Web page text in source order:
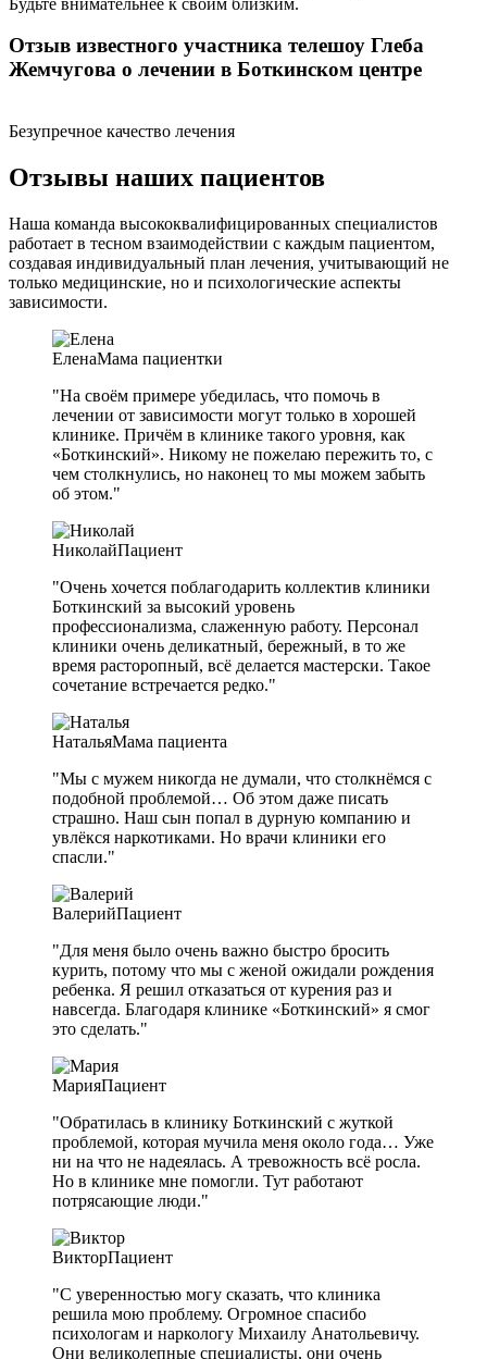
Отзыв известного участника телешоу Глеба
Жемчугова о лечении в Боткинском центре
Безупречное качество лечения
Отзывы наших пациентов
Наша команда высококвалифицированных специалистов
работает в тесном взаимодействии с каждым пациентом,
создавая индивидуальный план лечения, учитывающий не
только медицинские, но и психологические аспекты
зависимости.
ЕленаМама пациентки
"На своём примере убедилась, что помочь в
лечении от зависимости могут только в хорошей
клинике. Причём в клинике такого уровня, как
«Боткинский». Никому не пожелаю пережить то, с
чем столкнулись, но наконец то мы можем забыть
об этом."
НиколайПациент
"Очень хочется поблагодарить коллектив клиники
Боткинский за высокий уровень
профессионализма, слаженную работу. Персонал
клиники очень деликатный, бережный, в то же
время расторопный, всё делается мастерски. Такое
сочетание встречается редко."
НатальяМама пациента
"Мы с мужем никогда не думали, что столкнёмся с
подобной проблемой… Об этом даже писать
страшно. Наш сын попал в дурную компанию и
увлёкся наркотиками. Но врачи клиники его
спасли."
ВалерийПациент
"Для меня было очень важно быстро бросить
курить, потому что мы с женой ожидали рождения
ребенка. Я решил отказаться от курения раз и
навсегда. Благодаря клинике «Боткинский» я смог
это сделать."
МарияПациент
"Обратилась в клинику Боткинский с жуткой
проблемой, которая мучила меня около года… Уже
ни на что не надеялась. А тревожность всё росла.
Но в клинике мне помогли. Тут работают
потрясающие люди."
ВикторПациент
"С уверенностью могу сказать, что клиника
решила мою проблему. Огромное спасибо
психологам и наркологу Михаилу Анатольевичу.
Они великолепные специалисты, они очень